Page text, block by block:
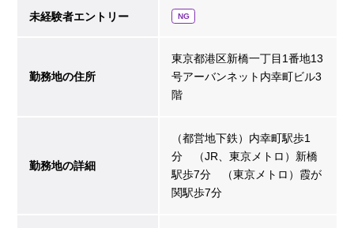
未経験者エントリー NG
勤務地の住所
東京都港区新橋一丁目1番地13
号アーバンネット内幸町ビル3
階
勤務地の詳細
（都営地下鉄）内幸町駅歩1
分 （JR、東京メトロ）新橋
駅歩7分 （東京メトロ）霞が
関駅歩7分